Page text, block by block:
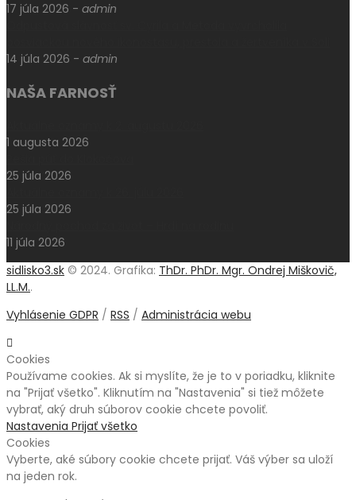
17 júla 2026 - admin
14 júla 2026 - admin
NAŠA FARNOSŤ
1 augusta 2026
25 júla 2026
25 júla 2026
11 júla 2026
sidlisko3.sk © 2024. Grafika: ThDr. PhDr. Mgr. Ondrej Miškovič,
LL.M..
Vyhlásenie GDPR / RSS / Administrácia webu
Cookies
Používame cookies. Ak si myslíte, že je to v poriadku, kliknite
na "Prijať všetko". Kliknutím na "Nastavenia" si tiež môžete
vybrať, aký druh súborov cookie chcete povoliť.
Nastavenia Prijať všetko
Cookies
Vyberte, aké súbory cookie chcete prijať. Váš výber sa uloží
na jeden rok.